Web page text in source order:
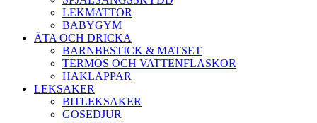
LEKMATTOR
BABYGYM
ÄTA OCH DRICKA
BARNBESTICK & MATSET
TERMOS OCH VATTENFLASKOR
HAKLAPPAR
LEKSAKER
BITLEKSAKER
GOSEDJUR